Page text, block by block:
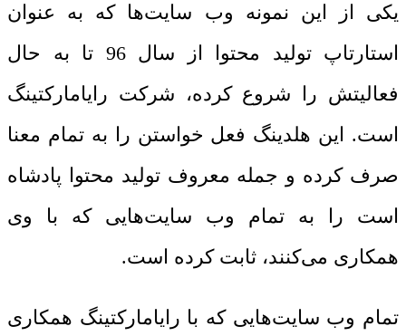
یکی از این نمونه وب سایت‌ها که به عنوان
استارتاپ تولید محتوا از سال 96 تا به حال
فعالیتش را شروع کرده، شرکت رایامارکتینگ
است. این هلدینگ فعل خواستن را به تمام معنا
صرف کرده و جمله معروف تولید محتوا پادشاه
است را به تمام وب سایت‌هایی که با وی
همکاری می‌کنند، ثابت کرده است.
تمام وب سایت‌هایی که با رایامارکتینگ همکاری